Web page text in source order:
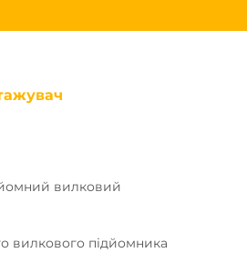
вилковий
вилкового підйомника